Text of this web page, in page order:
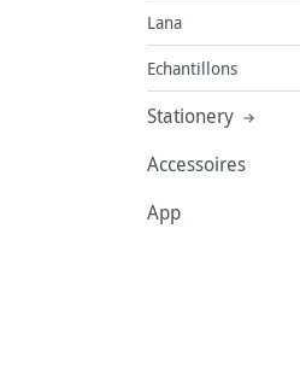
Lana
Echantillons
Stationery
Accessoires
App